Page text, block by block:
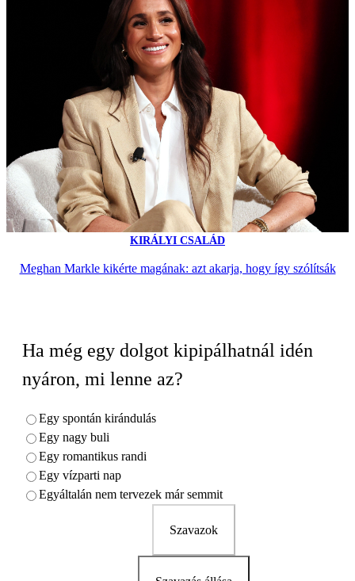
KIRÁLYI CSALÁD
Meghan Markle kikérte magának: azt akarja, hogy így szólítsák
Ha még egy dolgot kipipálhatnál idén
nyáron, mi lenne az?
Egy spontán kirándulás
Egy nagy buli
Egy romantikus randi
Egy vízparti nap
Egyáltalán nem tervezek már semmit
Szavazok